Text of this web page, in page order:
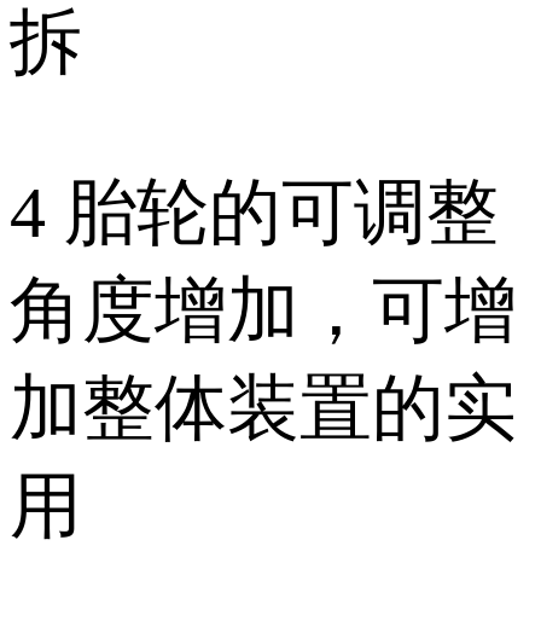
拆
4 胎轮的可调整
角度增加，可增
加整体装置的实
用